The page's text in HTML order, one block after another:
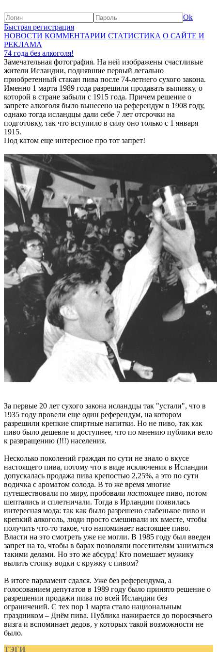
Ok
Быстрая регистрация
НОВОСТИ КОММЕНТАРИИ СТАТИСТИКА О САЙТЕ И
РЕКЛАМА
74 года без алкоголя!
Замечательная фотография. На ней изображены счастливые
жители Исландии, поднявшие первый легально
приобретенный стакан пива после 74-летнего сухого закона.
Именно 1 марта 1989 года разрешили продавать выпивку, о
которой в стране забыли с 1915 года. Причем решение о
запрете алкоголя было вынесено на референдум в 1908 году,
однако тогда исландцы дали себе 7 лет отсрочки на
подготовку, так что вступило в силу оно только с 1 января
1915.
Под катом еще интересное про тот запрет!
За первые 20 лет сухого закона исландцы так "устали", что в
1935 году провели еще один референдум, на котором
разрешили крепкие спиртные напитки. Но не пиво, так как
пиво было дешевле и доступнее, что по мнению публики вело
к развращению (!!!) населения.
Несколько поколений граждан по сути не знало о вкусе
настоящего пива, потому что в виде исключения в Исландии
допускалась продажа пива крепостью 2,25%, а это по сути
водичка с ароматом солода. В то же время многие
путешествовали по миру, пробовали настоящее пиво, потом
шептались и сплетничали. Тогда в Ирландии появилась
интересная мода: так как было разрешено слабенькое пиво и
крепкий алкоголь, люди просто смешивали их вместе, чтобы
получить что-то такое, что напоминает настоящее пиво.
Власти на это смотреть уже не могли. В 1985 году был введен
запрет на то, чтобы в барах позволяли посетителям заниматься
такими делами. Но это же абсурд! Кто помешает мужику
вылить стопку водки с кружку с пивом?
В итоге парламент сдался. Уже без референдума, а
голосованием депутатов в 1989 году было принято решение о
разрешении продажи пива по всей Исландии без
ограничений. С тех пор 1 марта стало национальным
праздником – Днём пива. Публика нажирается до поросячьего
визга и вспоминает дедов, у которых такой возможности не
было.
ТЭГИ